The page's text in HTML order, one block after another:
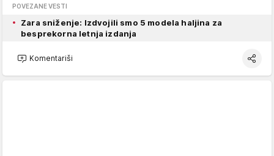
POVEZANE VESTI
Zara sniženje: Izdvojili smo 5 modela haljina za
besprekorna letnja izdanja
Komentariši